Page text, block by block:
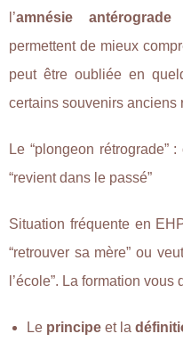
l’amnésie antérograde
permettent de mieux
peut être oubliée en
certains souvenirs anciens
Le “plongeon rétrograde”
“revient dans le passé”
Situation fréquente en
“retrouver sa mère” ou
l’école”. La formation
Le principe et la